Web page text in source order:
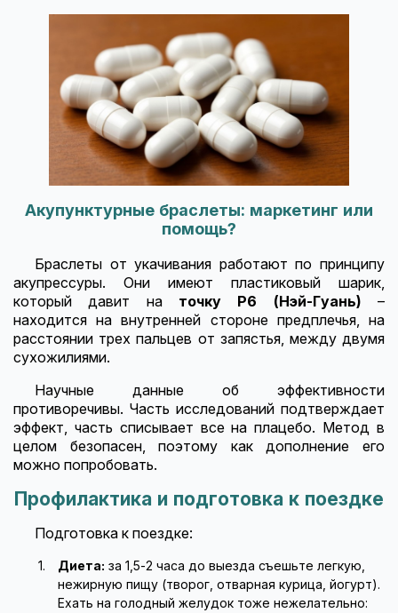
Акупунктурные браслеты: маркетинг или
помощь?
Браслеты от укачивания работают по принципу
акупрессуры. Они имеют пластиковый шарик,
который давит на точку P6 (Нэй-Гуань) –
находится на внутренней стороне предплечья, на
расстоянии трех пальцев от запястья, между двумя
сухожилиями.
Научные данные об эффективности
противоречивы. Часть исследований подтверждает
эффект, часть списывает все на плацебо. Метод в
целом безопасен, поэтому как дополнение его
можно попробовать.
Профилактика и подготовка к поездке
Подготовка к поездке:
Диета: за 1,5-2 часа до выезда съешьте легкую,
нежирную пищу (творог, отварная курица, йогурт).
Ехать на голодный желудок тоже нежелательно: